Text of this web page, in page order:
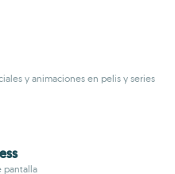
y animaciones en pelis y series
pantalla